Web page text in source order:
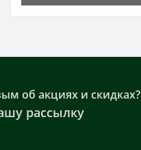
об акциях и скидках?
рассылку